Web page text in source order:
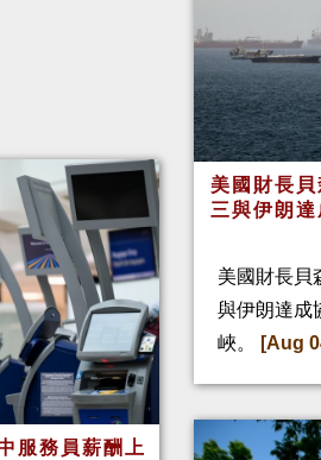
服務員薪酬上
美國財長
三與伊朗
美國財長貝
與伊朗達成
峽。
[Aug